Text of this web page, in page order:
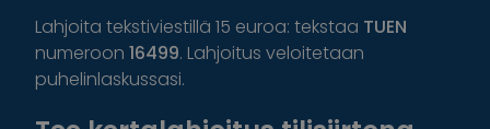
Lahjoita tekstiviestillä 15 euroa: tekstaa TUEN
numeroon 16499. Lahjoitus veloitetaan
puhelinlaskussasi.